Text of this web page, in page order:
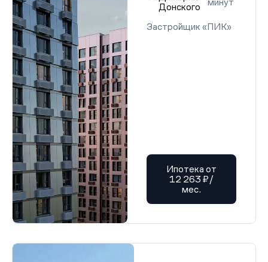
Донского
Застройщик «ПИК»
Ипотека от
12 263 ₽/
мес.